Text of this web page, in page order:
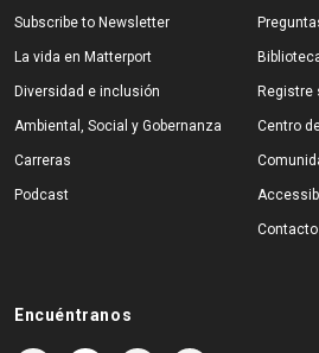
Subscribe to Newsletter
La vida en Matterport
Diversidad e inclusión
Ambiental, Social y Gobernanza
Carreras
Podcast
Registre
Centro
Contacto
Encuéntranos